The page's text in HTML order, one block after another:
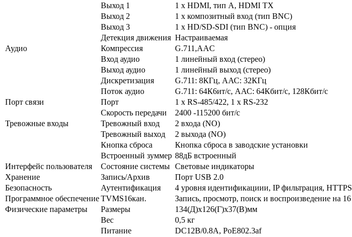
Выход 1 1 х HDMI, тип A, HDMI ТХ
Выход 2 1 х композитный вход (тип BNC)
Выход 3 1 х HD/SD-SDI (тип BNC) - опция
Детекция движения Настраиваемая
Аудио
Компрессия G.711 ,AAC
Вход аудио 1 линейный вход (стерео)
Выход аудио 1 линейный выход (стерео)
Дискретизация
G.711 : 8КГц, ААС: 32КГц
Поток аудио G.711 : 64К6ит/с, ААС: 64Кбит/с, 128Кбит/с
Порт связи Порт
1 х RS-485/422, 1 х RS-232
Скорость передачи
2400 -115200 бит/с
Тревожные входы Тревожный вход 2 входа (NO)
Тревожный выход 2 выхода (NO)
Кнопка сброса Кнопка сброса в заводские установки
Встроенный зуммер 88дБ встроенный
Интерфейс пользователя Состояние системы Световые индикаторы
Хранение
Запись/Архив Порт USB 2.0
Безопасность
Аутентификация 4 уровня идентификациии, IPфильтрация, HTTPS
Программное обеспечениеTVMS16кан. Запись, просмотр, поиск и воспроизведение на 16
Физические параметры Размеры 134(Д)х126(Г)х37(В)мм
Вес 0,5 кг
Питание
DC12B/0.8A, PoE802.3af